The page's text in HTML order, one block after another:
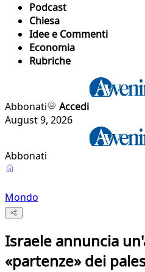
Podcast
Chiesa
Idee e Commenti
Economia
Rubriche
Abbonati
Accedi
August 9, 2026
Abbonati
Mondo
Israele annuncia
«partenze» dei